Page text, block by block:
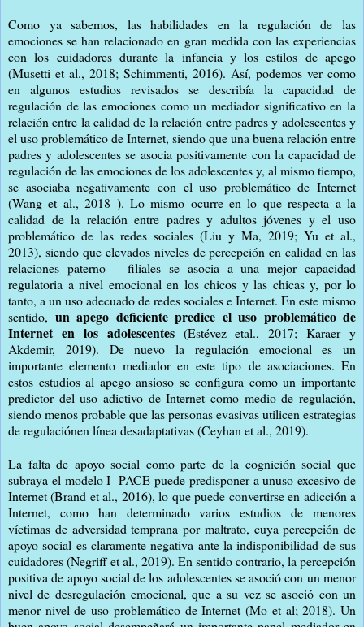
Como ya sabemos, las habilidades en la regulación de las
emociones se han relacionado en gran medida con las experiencias
con los cuidadores durante la infancia y los estilos de apego
(Musetti et al., 2018; Schimmenti, 2016). Así, podemos ver como
en algunos estudios revisados se describía la capacidad de
regulación de las emociones como un mediador significativo en la
relación entre la calidad de la relación entre padres y adolescentes y
el uso problemático de Internet, siendo que una buena relación entre
padres y adolescentes se asocia positivamente con la capacidad de
regulación de las emociones de los adolescentes y, al mismo tiempo,
se asociaba negativamente con el uso problemático de Internet
(Wang et al., 2018 ). Lo mismo ocurre en lo que respecta a la
calidad de la relación entre padres y adultos jóvenes y el uso
problemático de las redes sociales (Liu y Ma, 2019; Yu et al.,
2013), siendo que elevados niveles de percepción en calidad en las
relaciones paterno – filiales se asocia a una mejor capacidad
regulatoria a nivel emocional en los chicos y las chicas y, por lo
tanto, a un uso adecuado de redes sociales e Internet. En este mismo
sentido, un apego deficiente predice el uso problemático de
Internet en los adolescentes (Estévez etal., 2017; Karaer y
Akdemir, 2019). De nuevo la regulación emocional es un
importante elemento mediador en este tipo de asociaciones. En
estos estudios al apego ansioso se configura como un importante
predictor del uso adictivo de Internet como medio de regulación,
siendo menos probable que las personas evasivas utilicen estrategias
de regulaciónen línea desadaptativas (Ceyhan et al., 2019).
La falta de apoyo social como parte de la cognición social que
subraya el modelo I- PACE puede predisponer a unuso excesivo de
Internet (Brand et al., 2016), lo que puede convertirse en adicción a
Internet, como han determinado varios estudios de menores
víctimas de adversidad temprana por maltrato, cuya percepción de
apoyo social es claramente negativa ante la indisponibilidad de sus
cuidadores (Negriff et al., 2019). En sentido contrario, la percepción
positiva de apoyo social de los adolescentes se asoció con un menor
nivel de desregulación emocional, que a su vez se asoció con un
menor nivel de uso problemático de Internet (Mo et al; 2018). Un